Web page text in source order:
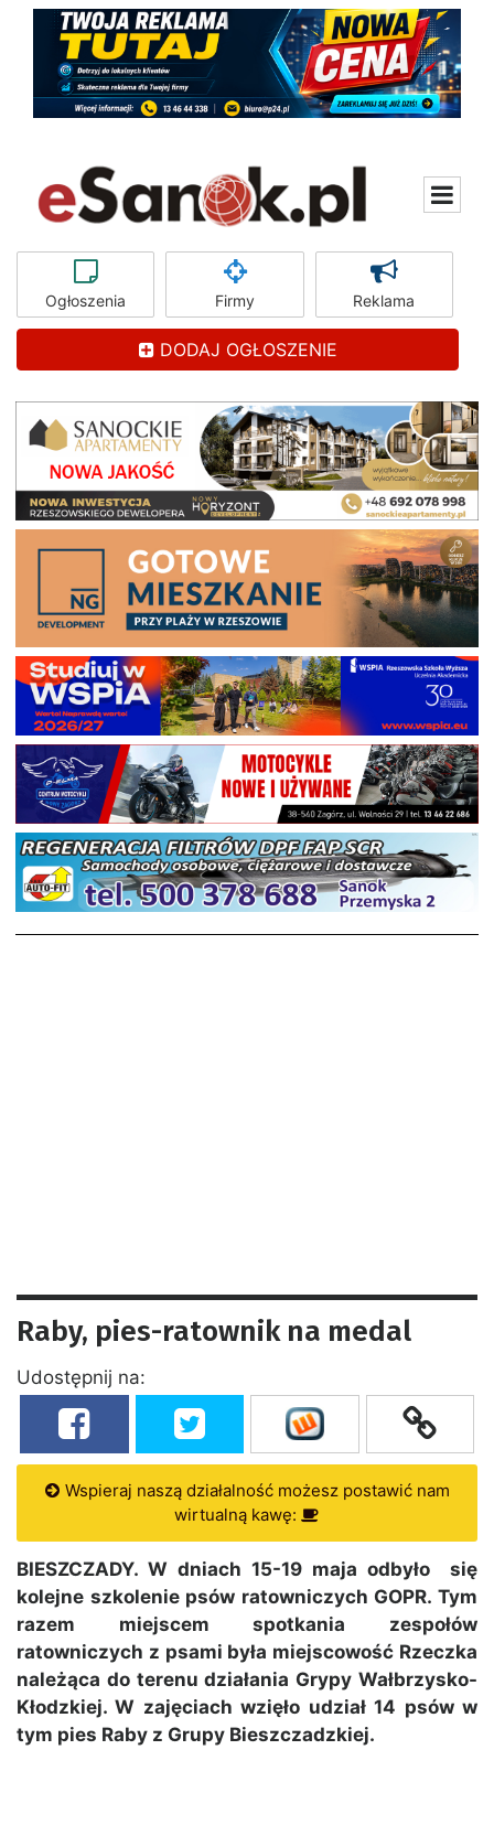
Ogłoszenia Firmy Reklama
DODAJ OGŁOSZENIE
Raby, pies-ratownik na medal
Udostępnij na:
Wspieraj naszą działalność możesz postawić nam
wirtualną kawę:
BIESZCZADY. W dniach 15-19 maja odbyło się
kolejne szkolenie psów ratowniczych GOPR. Tym
razem miejscem spotkania zespołów
ratowniczych z psami była miejscowość Rzeczka
należąca do terenu działania Grypy Wałbrzysko-
Kłodzkiej. W zajęciach wzięło udział 14 psów w
tym pies Raby z Grupy Bieszczadzkiej.